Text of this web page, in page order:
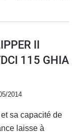
BMW série 5
61 000 9months
il me rappelle
Un design
modèles Et
II
115 GHIA
2014
sa capacité de
laisse à